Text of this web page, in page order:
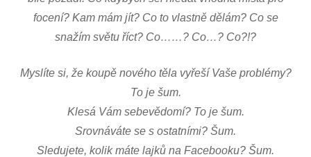
focení? Kam mám jít? Co to vlastně dělám? Co se
snažím světu říct? Co……? Co…? Co?!?
Myslíte si, že koupě nového těla vyřeší Vaše problémy?
To je šum.
Klesá Vám sebevědomí? To je šum.
Srovnáváte se s ostatními? Šum.
Sledujete, kolik máte lajků na Facebooku? Šum.